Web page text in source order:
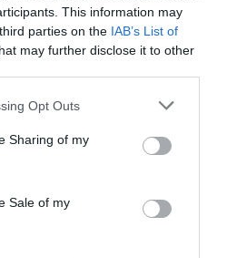
This information may
parties on the IAB’s List of
may further disclose it to other
Opt Outs
Sharing of my
Sale of my